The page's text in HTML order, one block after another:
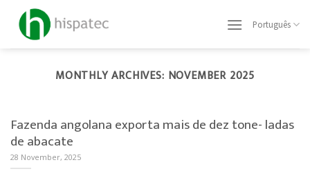
content
Português
MONTHLY ARCHIVES: NOVEMBER 2025
Fazenda angolana exporta mais de dez tone- ladas
de abacate
28 November, 2025